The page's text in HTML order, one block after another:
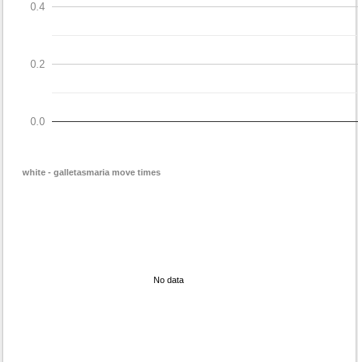
0.0
0.2
0.4
white - galletasmaria move times
No data